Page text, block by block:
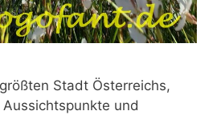
Stadt Österreichs,
und